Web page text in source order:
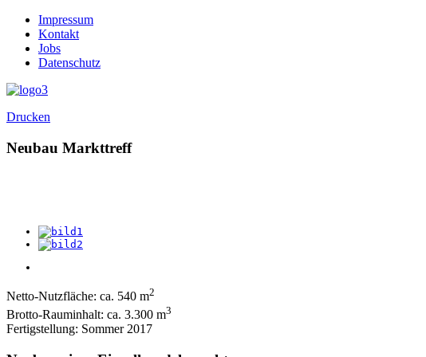
Impressum
Kontakt
Jobs
Datenschutz
Drucken
Neubau Markttreff
Netto-Nutzfläche: ca. 540 m2
Brotto-Rauminhalt: ca. 3.300 m3
Fertigstellung: Sommer 2017